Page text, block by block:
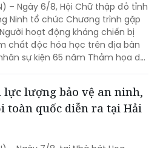
– Ngày 6/8, Hội Chữ thập đỏ tỉnh
Ninh tổ chức Chương trình gặp
hoạt động kháng chiến bị
chất độc hóa học trên địa bàn
sự kiện 65 năm Thảm họa da
nạn nhân chất độc da cam”.
lực lượng bảo vệ an ninh,
toàn quốc diễn ra tại Hải